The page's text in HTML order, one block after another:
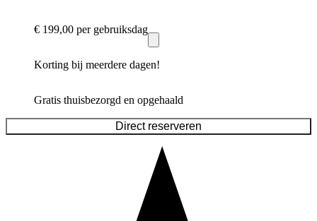
€ 199,00 per gebruiksdag
Korting bij meerdere dagen!
Gratis thuisbezorgd en opgehaald
Direct reserveren